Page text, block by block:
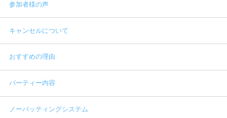
参加者様の声
キャンセルについて
おすすめの理由
パーティー内容
ノーバッティングシステム